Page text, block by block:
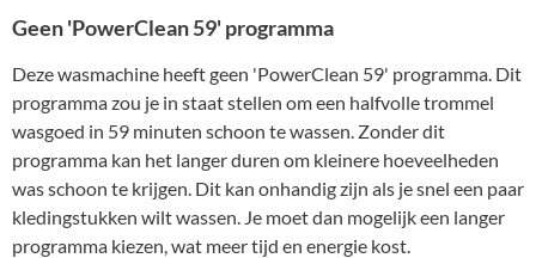
Geen 'PowerClean 59' programma
Deze wasmachine heeft geen 'PowerClean 59' programma. Dit
programma zou je in staat stellen om een halfvolle trommel
wasgoed in 59 minuten schoon te wassen. Zonder dit
programma kan het langer duren om kleinere hoeveelheden
was schoon te krijgen. Dit kan onhandig zijn als je snel een paar
kledingstukken wilt wassen. Je moet dan mogelijk een langer
programma kiezen, wat meer tijd en energie kost.